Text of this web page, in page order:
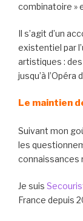
combinatoire »
Il s’agit d’un
existentiel par
artistiques :
jusqu’à l’Opéra
Le maintien
Suivant mon
les
connaissances
Je suis
France depuis